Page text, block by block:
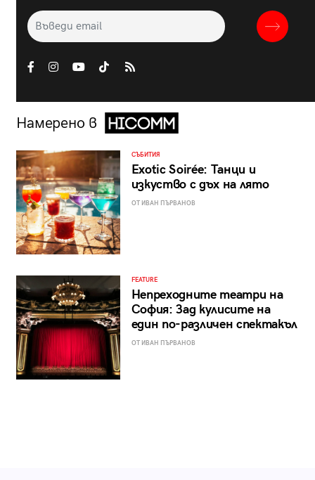
Намерено в
СЪБИТИЯ
Exotic Soirée: Танци и
изкуство с дъх на лято
ОТ ИВАН ПЪРВАНОВ
FEATURE
Непреходните театри на
София: Зад кулисите на
един по-различен спектакъл
ОТ ИВАН ПЪРВАНОВ